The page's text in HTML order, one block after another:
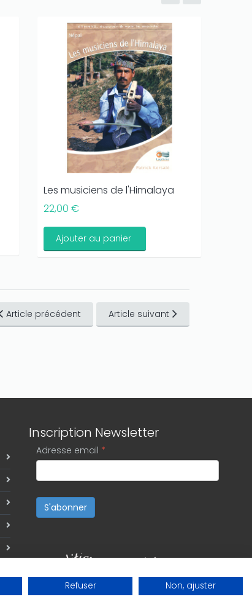
Les musiciens de l'Himalaya
22,00 €
Ajouter au panier
Article précédent Article suivant
Inscription Newsletter
Adresse email *
S'abonner
Refuser Non, ajuster